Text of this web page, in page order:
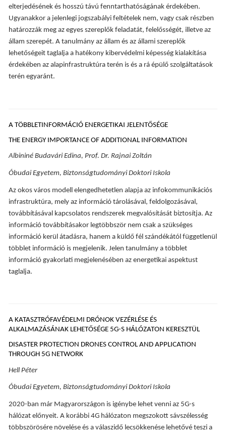
elterjedésének és hosszú távú fenntarthatóságának érdekében.
Ugyanakkor a jelenlegi jogszabályi feltételek nem, vagy csak részben
határozzák meg az egyes szereplők feladatát, felelősségét, illetve az
állam szerepét. A tanulmány az állam és az állami szereplők
lehetőségeit taglalja a hatékony kibervédelmi képesség kialakítása
érdekében az alapinfrastruktúra terén is és a rá épülő szolgáltatások
terén egyaránt.
A TÖBBLETINFORMÁCIÓ ENERGETIKAI JELENTŐSÉGE
THE ENERGY IMPORTANCE OF ADDITIONAL INFORMATION
Albininé Budavári Edina, Prof. Dr. Rajnai Zoltán
Óbudai Egyetem, Biztonságtudományi Doktori Iskola
Az okos város modell elengedhetetlen alapja az infokommunikációs
infrastruktúra, mely az információ tárolásával, feldolgozásával,
továbbításával kapcsolatos rendszerek megvalósítását biztosítja. Az
információ továbbításakor legtöbbször nem csak a szükséges
információ kerül átadásra, hanem a küldő fél szándékától függetlenül
többlet információ is megjelenik. Jelen tanulmány a többlet
információ gyakorlati megjelenésében az energetikai aspektust
taglalja.
A KATASZTRÓFAVÉDELMI DRÓNOK VEZÉRLÉSE ÉS
ALKALMAZÁSÁNAK LEHETŐSÉGE 5G-S HÁLÓZATON KERESZTÜL
DISASTER PROTECTION DRONES CONTROL AND APPLICATION
THROUGH 5G NETWORK
Hell Péter
Óbudai Egyetem, Biztonságtudományi Doktori Iskola
2020-ban már Magyarországon is igénybe lehet venni az 5G-s
hálózat előnyeit. A korábbi 4G hálózaton megszokott sávszélesség
többszörösére növelése és a válaszidő lecsökkenése lehetővé teszi a